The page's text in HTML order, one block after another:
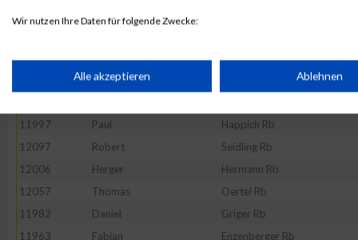
12137
Jürgen Zeiner Rb
Süleyman
11997
Paul Happich Rb
12097
Robert Seidling Rb
12006
Herger Hermann Rb
12057
Thomas Oertel Rb
11982
Daniel Griger Rb
11963
Fabian Enzenberger Rb
Wir nutzen Ihre Daten für folgende Zwecke:
Speichern von oder Zugriff auf Informationen auf einem
Verwendung reduzierter Daten zur Auswahl von Werbeanzeigen
Erstellung von Profilen für personalisierte Werbung
Verwendung von Profilen zur Auswahl personalisierter Werbung
Alle akzeptieren Ablehnen